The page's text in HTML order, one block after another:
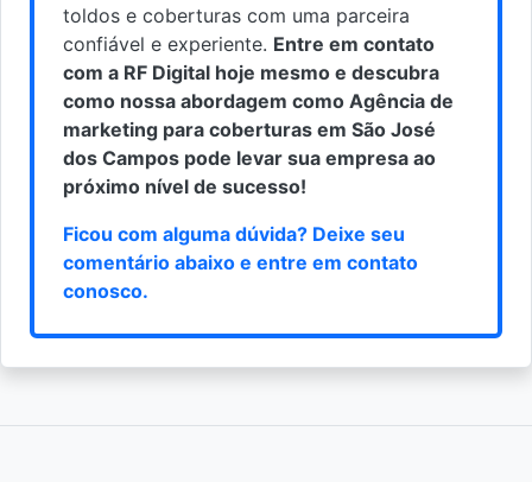
toldos e coberturas com uma parceira
confiável e experiente. Entre em contato
com a RF Digital hoje mesmo e descubra
como nossa abordagem como Agência de
marketing para coberturas em São José
dos Campos pode levar sua empresa ao
próximo nível de sucesso!
Ficou com alguma dúvida? Deixe seu
comentário abaixo e entre em contato
conosco.